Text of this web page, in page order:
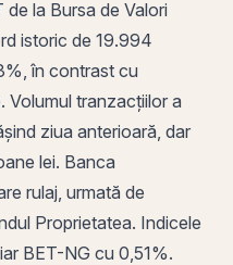
de la Bursa de Valori
istoric de 19.994
în contrast cu
Volumul tranzacțiilor a
ziua anterioară, dar
lei. Banca
rulaj, urmată de
Proprietatea. Indicele
BET-NG cu 0,51%.